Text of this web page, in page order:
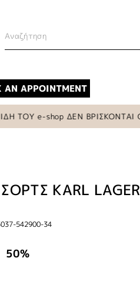
AN APPOINTMENT
e-shop ΔΕΝ ΒΡΙΣΚΟΝΤΑΙ ΟΛΑ
KARL
542900-34
50%